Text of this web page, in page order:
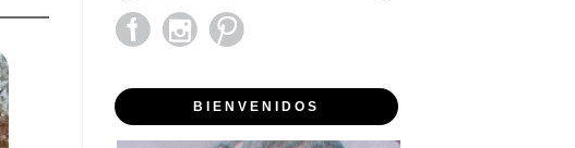
BIENVENIDOS